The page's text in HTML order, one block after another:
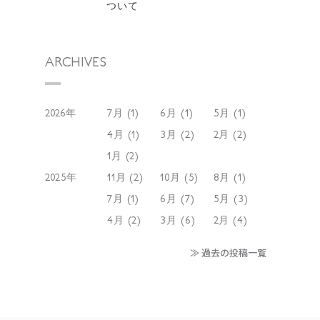
ついて
ARCHIVES
2026年 7月 (1) 6月 (1)
5月 (1)
4月 (1)
3月 (2)
2月 (2)
1月 (2)
2025年
11月 (2) 10月 (5)
8月 (1)
7月 (1)
6月 (7)
5月 (3)
4月 (2)
3月 (6) 2月 (4)
≫ 過去の投稿一覧